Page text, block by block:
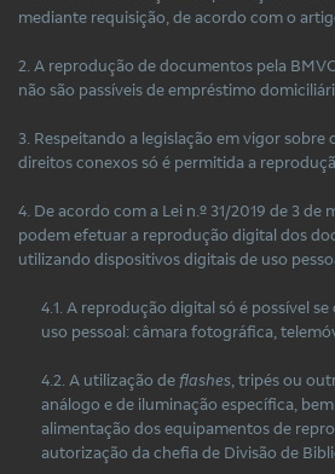
mediante requisição, de acordo com o
2. A reprodução de documentos pela
não são passíveis de empréstimo
3. Respeitando a legislação em vigor sobre
direitos conexos só é permitida a
4. De acordo com a Lei n.º 31/2019 de 3 de
podem efetuar a reprodução digital dos
utilizando dispositivos digitais de uso
4.1. A reprodução digital só é possível
uso pessoal: câmara fotográfica,
4.2. A utilização deflashes, tripés ou
análogo e de iluminação específica,
alimentação dos equipamentos de
autorização da chefia de Divisão de